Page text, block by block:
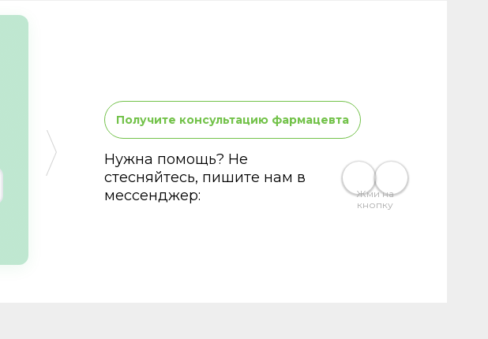
Получите консультацию фармацевта
Нужна помощь? Не
стесняйтесь, пишите нам в
мессенджер:
Жми на
кнопку